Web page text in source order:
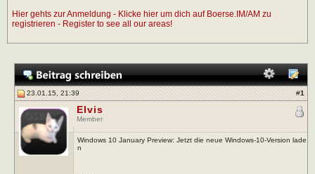
Hier gehts zur Anmeldung - Klicke hier um dich auf Boerse.IM/AM zu
registrieren - Register to see all our areas!
23.01.15, 21:39 #1
Elvis
Member
Windows 10 January Preview: Jetzt die neue Windows-10-Version lade
n